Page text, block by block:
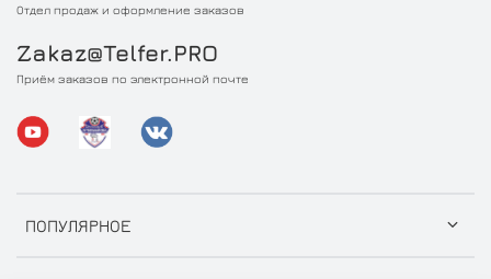
ПОПУЛЯРНОЕ
Отдел продаж и оформление заказов
Zakaz@Telfer.PRO
Приём заказов по электронной почте